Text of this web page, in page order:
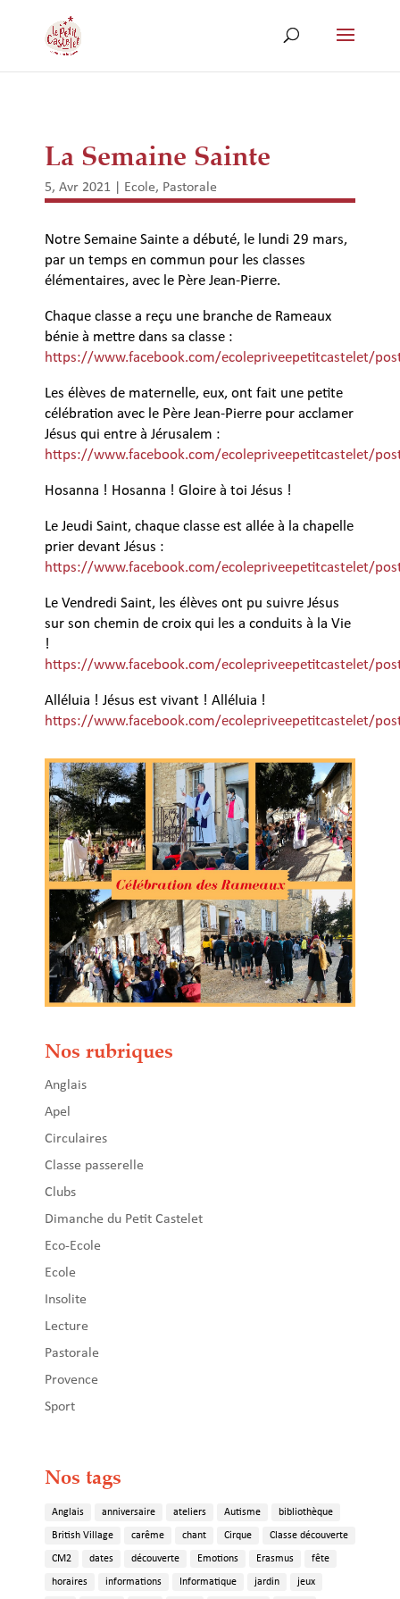
La Semaine Sainte
5, Avr 2021 Ecole, Pastorale
Notre Semaine Sainte a débuté, le lundi 29 mars,
par un temps en commun pour les classes
élémentaires, avec le Père Jean-Pierre.
Chaque classe a reçu une branche de Rameaux
bénie à mettre dans sa classe :
https://www.facebook.com/ecolepriveepetitcastelet/
Les élèves de maternelle, eux, ont fait une petite
célébration avec le Père Jean-Pierre pour acclamer
Jésus qui entre à Jérusalem :
https://www.facebook.com/ecolepriveepetitcastelet/
Hosanna ! Hosanna ! Gloire à toi Jésus !
Le Jeudi Saint, chaque classe est allée à la chapelle
prier devant Jésus :
https://www.facebook.com/ecolepriveepetitcastelet/
Le Vendredi Saint, les élèves ont pu suivre Jésus
sur son chemin de croix qui les a conduits à la Vie
!
https://www.facebook.com/ecolepriveepetitcastelet/
Alléluia ! Jésus est vivant ! Alléluia !
https://www.facebook.com/ecolepriveepetitcastelet/
Nos rubriques
Anglais
Apel
Circulaires
Classe passerelle
Clubs
Dimanche du Petit Castelet
Eco-Ecole
Ecole
Insolite
Lecture
Pastorale
Provence
Sport
Nos tags
Anglais anniversaire ateliers Autisme bibliothèque
British Village carême chant Cirque Classe découverte
CM2 dates découverte Emotions Erasmus fête
horaires informations Informatique jardin jeux